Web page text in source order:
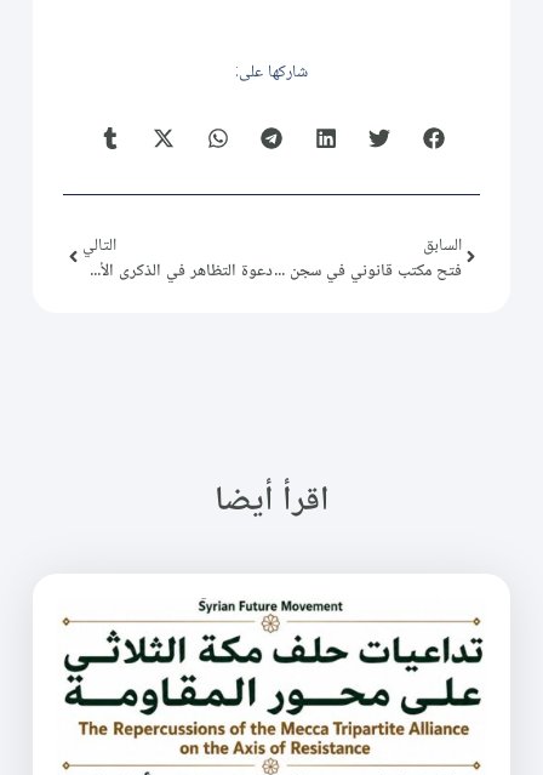
شاركها على:
السابق
فتح مكتب قانوني في سجن عدرا
التالي
دعوة التظاهر في الذكرى الأولى لمعركة ردع العدوان واختبار الشعبية في سياق التحديات السياسية والطائفية
اقرأ أيضا